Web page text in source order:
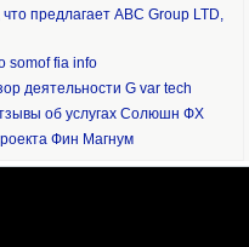
предлагает ABC Group LTD,
somof fia info
деятельности G var tech
об услугах Солюшн ФХ
Фин Магнум